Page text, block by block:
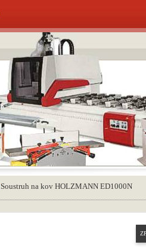
Soustruh na kov HOLZMANN ED1000N